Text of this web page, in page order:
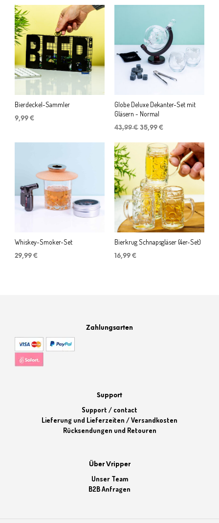
war:
ist:
Bierdeckel-Sammler
9,99 €
Globe Deluxe Dekanter-Set mit
Gläsern - Normal
43,99€ Ursprünglicher
war:
43,99 €
35,99 €
ist:
35,99 €.
Whiskey-Smoker-Set
29,99 €
Bierkrug Schnapsgläser (4er-Set)
16,99 €
Zahlungsarten
Support
Support / contact
Lieferung und Lieferzeiten / Versandkosten
Rücksendungen und Retouren
Über Vripper
Unser Team
B2B Anfragen